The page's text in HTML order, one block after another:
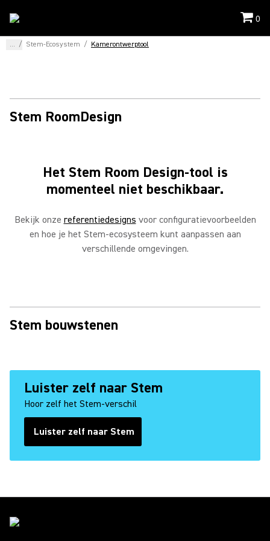
0
... / Stem-Ecosystem / Kamerontwerptool
Stem RoomDesign
Het Stem Room Design-tool is
momenteel niet beschikbaar.
Bekijk onze referentiedesigns voor configuratievoorbeelden
en hoe je het Stem-ecosysteem kunt aanpassen aan
verschillende omgevingen.
Stem bouwstenen
Luister zelf naar Stem
Hoor zelf het Stem-verschil
Luister zelf naar Stem